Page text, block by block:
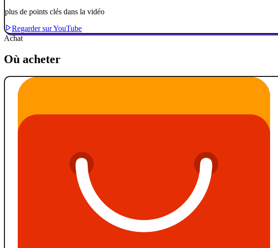
plus de points clés dans la vidéo
Regarder sur YouTube
Achat
Où acheter